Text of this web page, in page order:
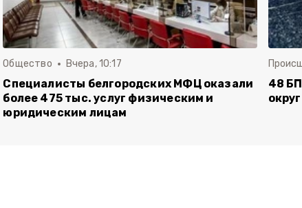
Общество Вчера, 10:17
Специалисты белгородских МФЦ оказали
более 475 тыс. услуг физическим и
юридическим лицам
48